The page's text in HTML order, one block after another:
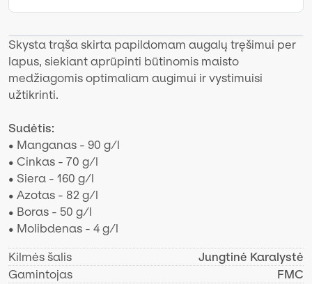
Skysta trąša skirta papildomam augalų tręšimui per
lapus, siekiant aprūpinti būtinomis maisto
medžiagomis optimaliam augimui ir vystimuisi
užtikrinti.
Sudėtis:
• Manganas - 90 g/l
• Cinkas - 70 g/l
• Siera - 160 g/l
• Azotas - 82 g/l
• Boras - 50 g/l
• Molibdenas - 4 g/l
Kilmės šalis
Jungtinė Karalystė
Gamintojas
FMC